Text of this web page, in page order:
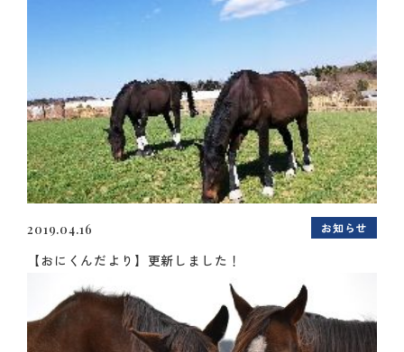
2019.04.16 お知らせ
【おにくんだより】更新しました！